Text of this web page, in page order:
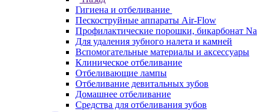
Гигиена и отбеливание
Пескоструйные аппараты Air-Flow
Профилактические порошки, бикарбонат Na
Для удаления зубного налета и камней
Вспомогательные материалы и аксессуары
Клиническое отбеливание
Отбеливающие лампы
Отбеливание девитальных зубов
Домашнее отбеливание
Средства для отбеливания зубов